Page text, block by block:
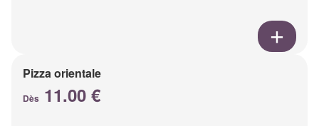
Pizza orientale
Dès 11.00 €